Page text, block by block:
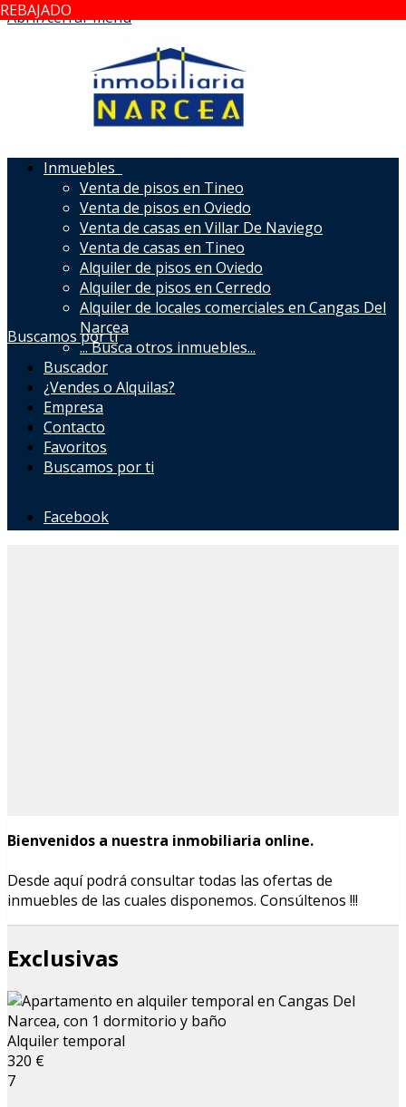
Abrir/cerrar menú
infoastri@ainmobiliarianarcea.com
608784931
Buscamos por ti
Inmuebles
Venta de pisos en Tineo
Venta de pisos en Oviedo
Venta de casas en Villar De Naviego
Venta de casas en Tineo
Alquiler de pisos en Oviedo
Alquiler de pisos en Cerredo
Alquiler de locales comerciales en Cangas Del
Narcea
...Busca otros inmuebles...
Buscador
¿Vendes o Alquilas?
Empresa
Contacto
Favoritos
Buscamos por ti
Facebook
REBAJADO
Bienvenidos a nuestra inmobiliaria online.
Desde aquí podrá consultar todas las ofertas de
inmuebles de las cuales disponemos. Consúltenos !!!
Exclusivas
Alquiler temporal
320 €
7